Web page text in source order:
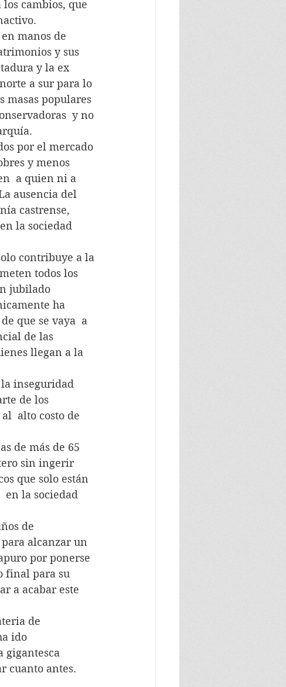
cambios, que
manos de
y sus
y la ex
a sur para lo
masas populares
y no
por el mercado
y menos
a quien ni a
ausencia del
castrense,
la sociedad
contribuye a la
todos los
jubilado
ha
que se vaya  a
de las
llegan a la
inseguridad
de los
alto costo de
de más de 65
sin ingerir
que solo están
en la sociedad
de
alcanzar un
por ponerse
final para su
a acabar este
de
ido
gigantesca
cuanto antes.